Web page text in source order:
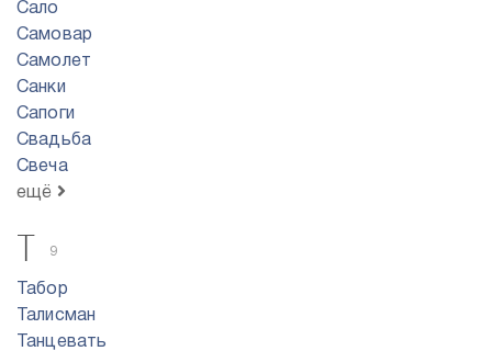
Сало
Самовар
Самолет
Санки
Сапоги
Свадьба
Свеча
ещё
Т 9
Табор
Талисман
Танцевать